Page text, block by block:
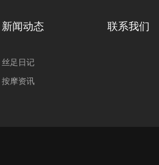
新闻动态
丝足日记
按摩资讯
联系我们